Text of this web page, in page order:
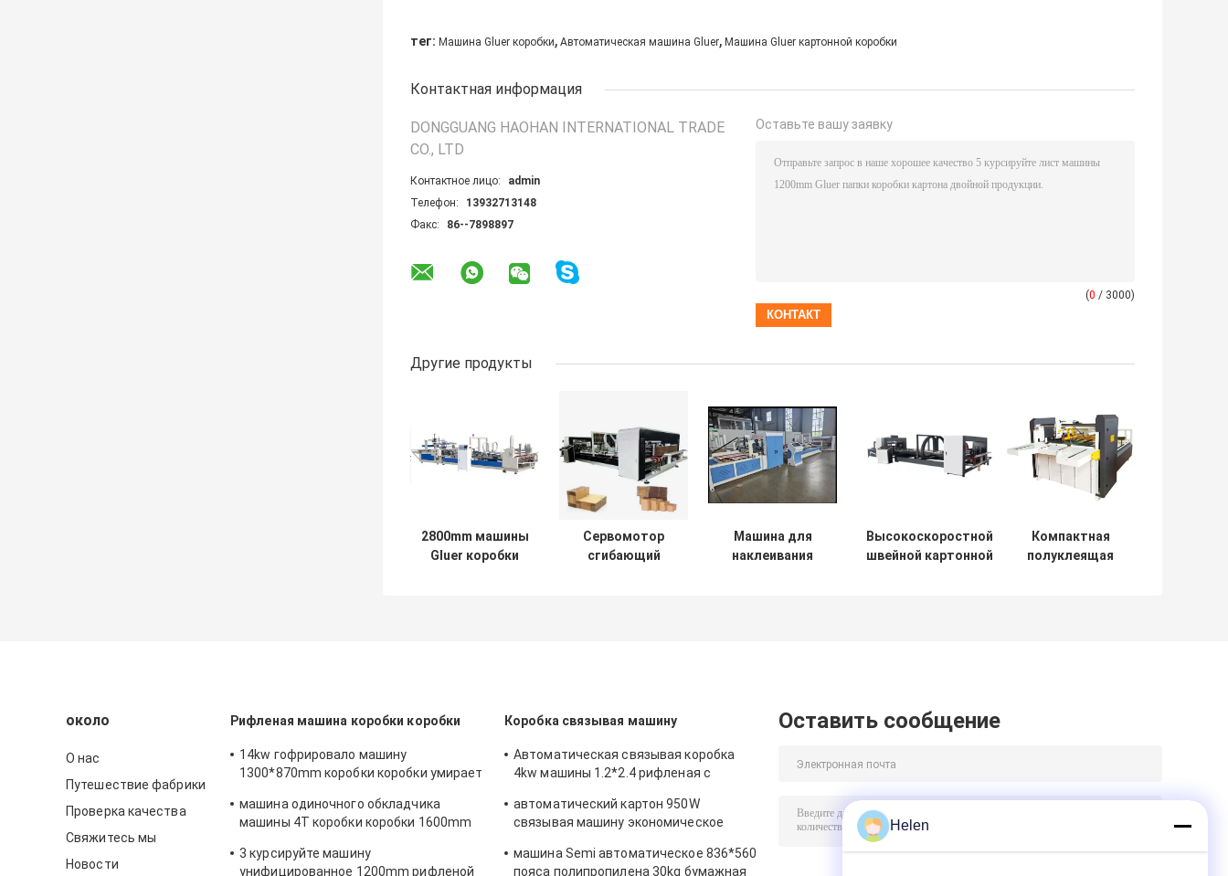
тег: Машина Gluer коробки, Автоматическая машина Gluer, Машина Gluer картонной коробки
Контактная информация
DONGGUANG HAOHAN INTERNATIONAL TRADE
CO., LTD
Контактное лицо:
admin
Телефон:
13932713148
Факс:
86--7898897
Оставьте вашу заявку
(0 / 3000)
Другие продукты
2800mm машины
Gluer коробки
Сервомотор
сгибающий
Машина для
наклеивания
Высокоскоростной
швейной картонной
Компактная
полуклеящая
около
О нас
Путешествие фабрики
Проверка качества
Свяжитесь мы
Новости
Рифленая машина коробки коробки
14kw гофрировало машину
1300*870mm коробки коробки умирает
машина одиночного обкладчика
машины 4T коробки коробки 1600mm
3 курсируйте машину
унифицированное 1200mm рифленой
Коробка связывая машину
Автоматическая связывая коробка
4kw машины 1.2*2.4 рифленая с
автоматический картон 950W
связывая машину экономическое
машина Semi автоматическое 836*560
пояса полипропилена 30kg бумажная
Оставить сообщение
Helen